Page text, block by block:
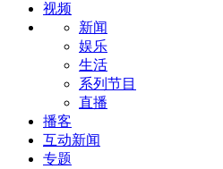
视频
新闻
娱乐
生活
系列节目
直播
播客
互动新闻
专题